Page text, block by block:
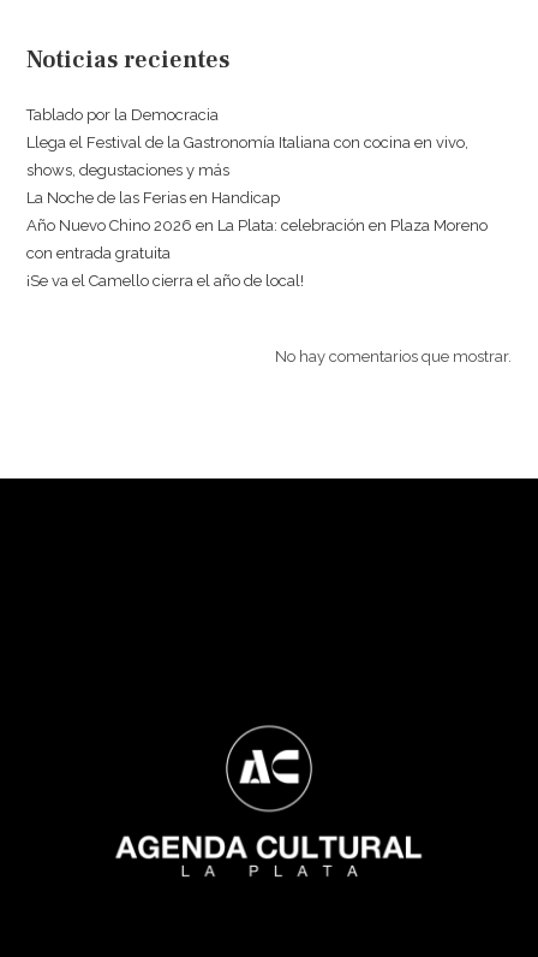
Noticias recientes
Tablado por la Democracia
Llega el Festival de la Gastronomía Italiana con cocina en vivo,
shows, degustaciones y más
La Noche de las Ferias en Handicap
Año Nuevo Chino 2026 en La Plata: celebración en Plaza Moreno
con entrada gratuita
¡Se va el Camello cierra el año de local!
No hay comentarios que mostrar.